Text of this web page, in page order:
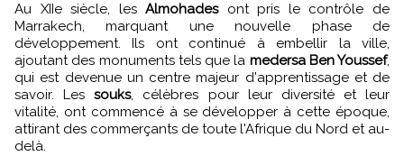
Au XIIe siècle, lesAlmohades ont pris le contrôle de
Marrakech, marquant une nouvelle phase de
développement. Ils ont continué à embellir la ville,
ajoutant des monuments tels que la medersa Ben Youssef,
qui est devenue un centre majeur d'apprentissage et de
savoir. Lessouks, célèbres pour leur diversité et leur
vitalité, ont commencé à se développer à cette époque,
attirant des commerçants de toute l'Afrique du Nord et au-
delà.